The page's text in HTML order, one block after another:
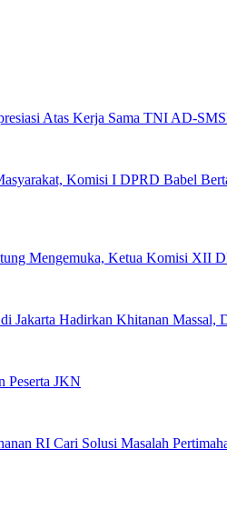
Atas Kerja Sama TNI AD-
Komisi I DPRD Babel
Mengemuka, Ketua Komisi XII
Jakarta Hadirkan Khitanan Massal,
Peserta JKN
RI Cari Solusi Masalah